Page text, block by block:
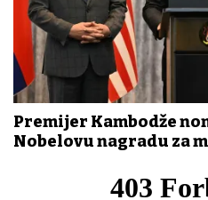
Premijer Kambodže
Nobelovu nagradu za